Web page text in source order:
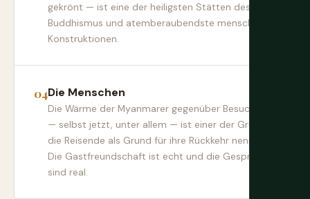
gekrönt — ist eine der heiligsten Stätten des
Buddhismus und atemberaubendste menschliche
Konstruktionen.
Die Menschen
Die Wärme der Myanmarer gegenüber Besuchern
— selbst jetzt, unter allem — ist einer der Gründe,
die Reisende als Grund für ihre Rückkehr nennen.
Die Gastfreundschaft ist echt und die Gespräche
sind real.